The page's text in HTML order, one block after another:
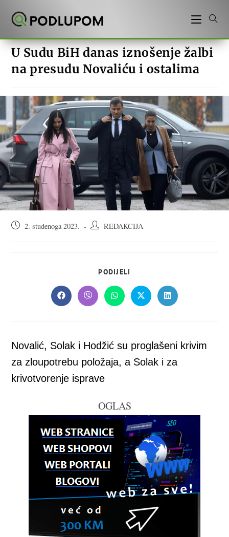
U Sudu BiH danas iznošenje žalbi
na presudu Novaliću i ostalima
Objava2. studenoga 2023.
AutorREDAKCIJA
PODIJELI
CONTENT
Opens
in
Opens
in
Opens
in
Opens
in
Opens
in
Novalić, Solak i Hodžić su proglašeni krivim
za zloupotrebu položaja, a Solak i za
krivotvorenje isprave
OGLAS